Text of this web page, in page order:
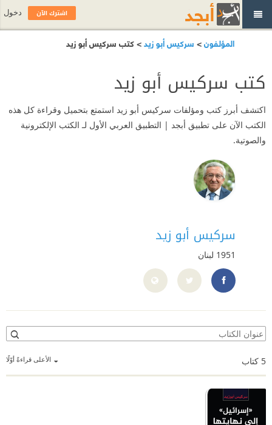
المؤلفون> سركيس أبو زيد> كتب سركيس أبو زيد
كتب سركيس أبو زيد
اكتشف أبرز كتب ومؤلفات سركيس أبو زيد استمتع بتحميل وقراءة كل هذه
الكتب الآن على تطبيق أبجد | التطبيق العربي الأول لـ الكتب الإلكترونية
والصوتية.
سركيس أبو زيد
1951 لبنان
https://www.facebook.com/Abouzeid.S/
الأعلى قراءةً أوّلًا 5 كتاب
اشترك الآن دخول